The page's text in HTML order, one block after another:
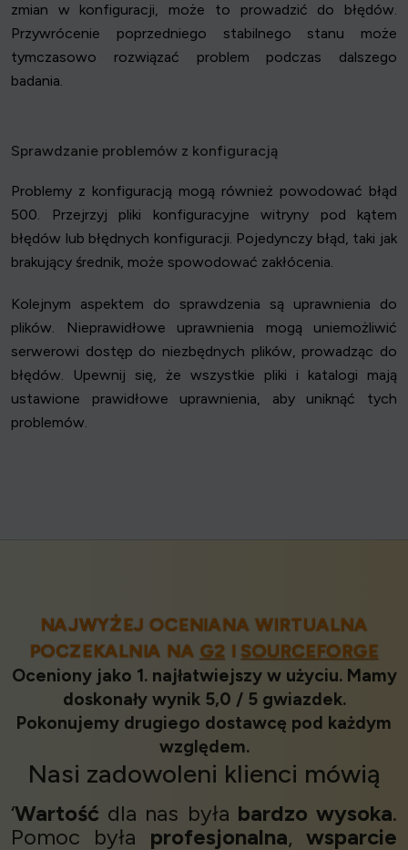
zmian w konfiguracji, może to prowadzić do błędów.
Przywrócenie poprzedniego stabilnego stanu może
tymczasowo rozwiązać problem podczas dalszego
badania.
Sprawdzanie problemów z konfiguracją
Problemy z konfiguracją mogą również powodować błąd
500. Przejrzyj pliki konfiguracyjne witryny pod kątem
błędów lub błędnych konfiguracji. Pojedynczy błąd, taki jak
brakujący średnik, może spowodować zakłócenia.
Kolejnym aspektem do sprawdzenia są uprawnienia do
plików. Nieprawidłowe uprawnienia mogą uniemożliwić
serwerowi dostęp do niezbędnych plików, prowadząc do
błędów. Upewnij się, że wszystkie pliki i katalogi mają
ustawione prawidłowe uprawnienia, aby uniknąć tych
problemów.
NAJWYŻEJ OCENIANA WIRTUALNA
POCZEKALNIA NA G2 I SOURCEFORGE
Oceniony jako 1. najłatwiejszy w użyciu. Mamy
doskonały wynik 5,0 / 5 gwiazdek.
Pokonujemy drugiego dostawcę pod każdym
względem.
Nasi zadowoleni klienci mówią
‘Wartość dla nas była bardzo wysoka.
Pomoc była profesjonalna,wsparcie